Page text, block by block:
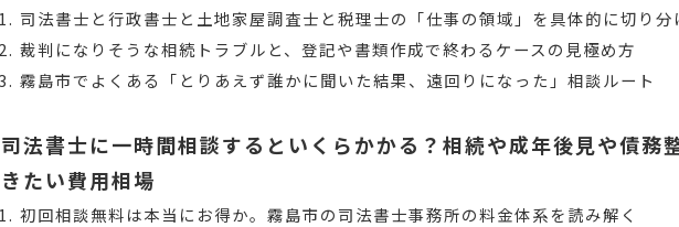
司法書士と行政書士と土地家屋調査士と税理士の「仕事の領域」を具体的に切り分
裁判になりそうな相続トラブルと、登記や書類作成で終わるケースの見極め方
霧島市でよくある「とりあえず誰かに聞いた結果、遠回りになった」相談ルート
司法書士に一時間相談するといくらかかる？相続や成年後見や債務
きたい費用相場
初回相談無料は本当にお得か。霧島市の司法書士事務所の料金体系を読み解く